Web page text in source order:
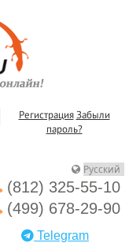
Регистрация Забыли
пароль?
(812) 325-55-10
(499) 678-29-90
Telegram